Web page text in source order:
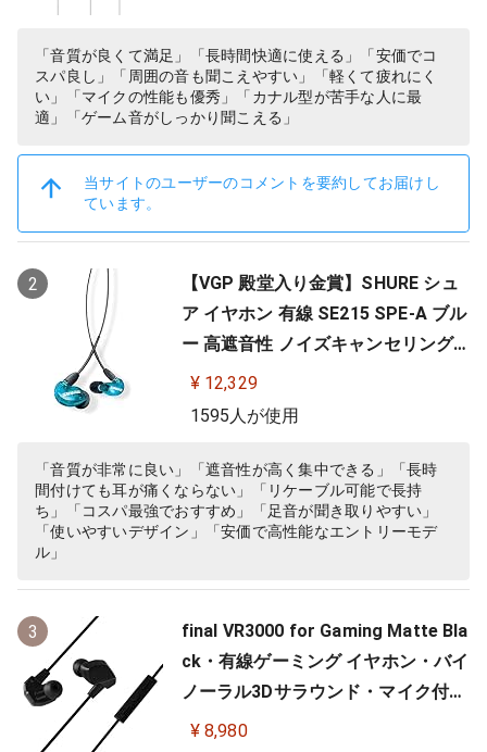
「音質が良くて満足」「長時間快適に使える」「安価でコ
スパ良し」「周囲の音も聞こえやすい」「軽くて疲れにく
い」「マイクの性能も優秀」「カナル型が苦手な人に最
適」「ゲーム音がしっかり聞こえる」
当サイトのユーザーのコメントを要約してお届けし
ています。
2
【VGP 殿堂入り金賞】SHURE シュ
ア イヤホン 有線 SE215 SPE-A ブル
ー 高遮音性 ノイズキャンセリング
ゲーム ゲーミング スペシャルエデ
ィション カナル型 ワイヤレス変換
様 低音強化 配信 音楽 オーディオリ
スニング レコーディング 録音…
¥ 12,329
1595人が使用
「音質が非常に良い」「遮音性が高く集中できる」「長時
間付けても耳が痛くならない」「リケーブル可能で長持
ち」「コスパ最強でおすすめ」「足音が聞き取りやすい」
「使いやすいデザイン」「安価で高性能なエントリーモデ
ル」
3
final VR3000 for Gaming Matte Bla
ck・有線ゲーミング イヤホン・バイ
ノーラル3Dサラウンド・マイク付き
【ゲーム/VR/バイノーラル/ASMR /
¥ 8,980